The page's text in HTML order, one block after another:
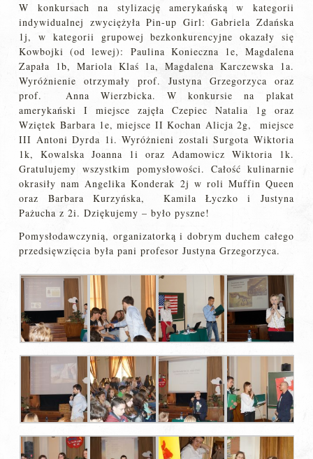
W konkursach na stylizację amerykańską w kategorii
indywidualnej zwyciężyła Pin-up Girl: Gabriela Zdańska
1j, w kategorii grupowej bezkonkurencyjne okazały się
Kowbojki (od lewej): Paulina Konieczna 1e, Magdalena
Zapała 1b, Mariola Klaś 1a, Magdalena Karczewska 1a.
Wyróżnienie otrzymały prof. Justyna Grzegorzyca oraz
prof. Anna Wierzbicka. W konkursie na plakat
amerykański I miejsce zajęła Czepiec Natalia 1g oraz
Wziętek Barbara 1e, miejsce II Kochan Alicja 2g, miejsce
III Antoni Dyrda 1i. Wyróżnieni zostali Surgota Wiktoria
1k, Kowalska Joanna 1i oraz Adamowicz Wiktoria 1k.
Gratulujemy wszystkim pomysłowości. Całość kulinarnie
okrasiły nam Angelika Konderak 2j w roli Muffin Queen
oraz Barbara Kurzyńska, Kamila Łyczko i Justyna
Pażucha z 2i. Dziękujemy – było pyszne!
Pomysłodawczynią, organizatorką i dobrym duchem całego
przedsięwzięcia była pani profesor Justyna Grzegorzyca.